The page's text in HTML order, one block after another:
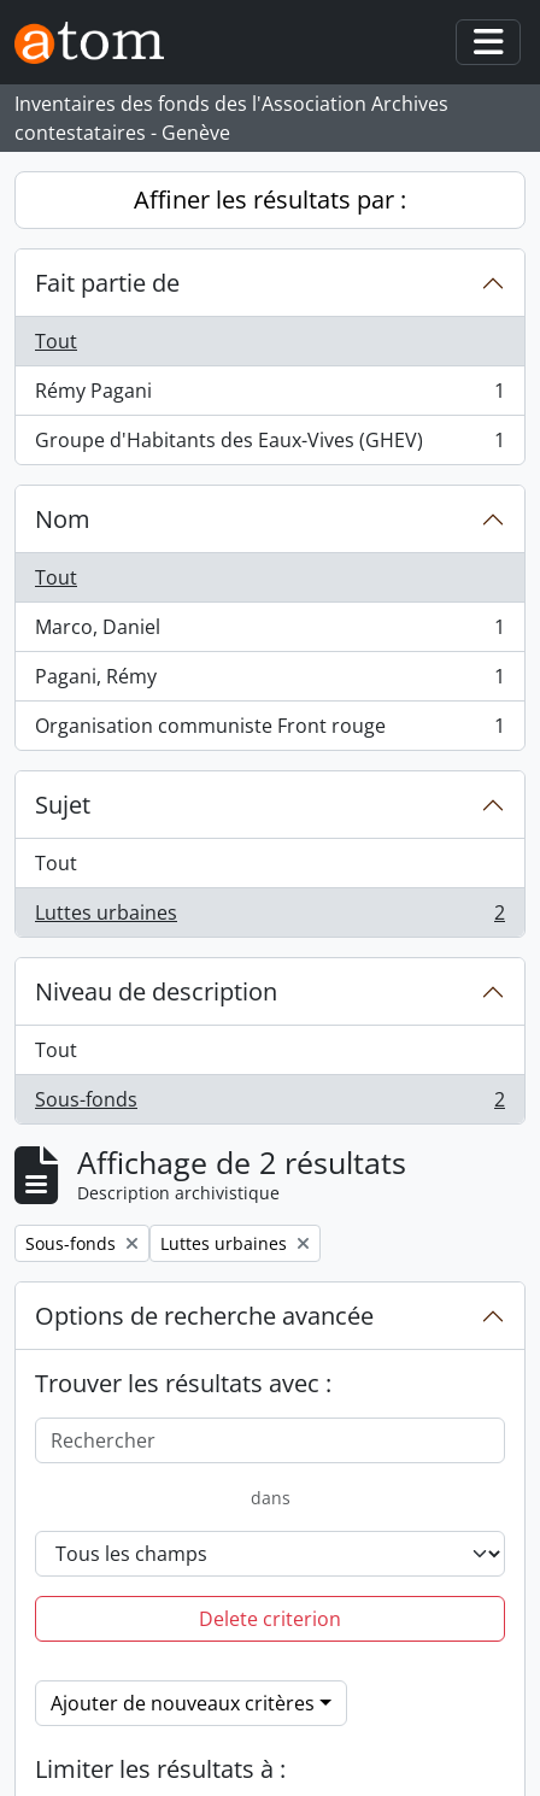
Skip to main content
Inventaires des fonds des l'Association Archives
contestataires - Genève
Affiner les résultats par :
Fait partie de
Tout
Rémy Pagani
, 1 résultats
1
Groupe d'Habitants des Eaux-Vives (GHEV)
, 1 résultats 1
Nom
Tout
Marco, Daniel
, 1 résultats
1
Pagani, Rémy
, 1 résultats
1
Organisation communiste Front rouge
, 1 résultats 1
Sujet
Tout
Luttes urbaines
, 2 résultats 2
Niveau de description
Tout
Sous-fonds
, 2 résultats 2
Affichage de 2 résultats
Description archivistique
Remove filter:
Sous-fonds Remove filter:
Luttes urbaines
Options de recherche avancée
Trouver les résultats avec :
dans
Delete criterion
Ajouter de nouveaux critères
Limiter les résultats à :